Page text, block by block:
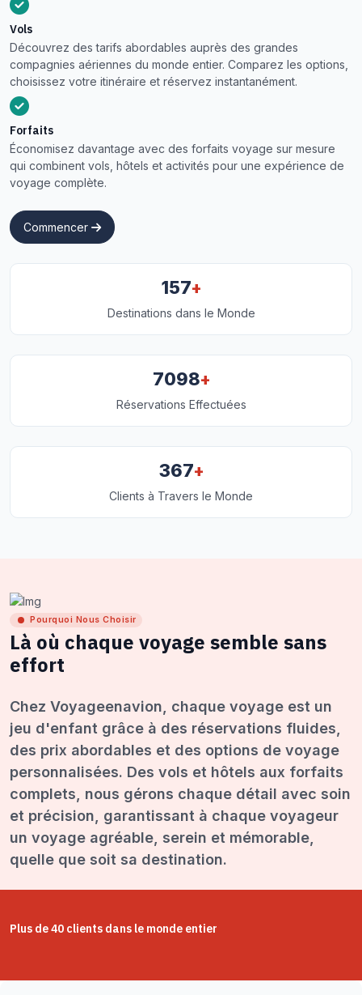
Vols
Découvrez des tarifs abordables auprès des grandes
compagnies aériennes du monde entier. Comparez les options,
choisissez votre itinéraire et réservez instantanément.
Forfaits
Économisez davantage avec des forfaits voyage sur mesure
qui combinent vols, hôtels et activités pour une expérience de
voyage complète.
Commencer
157+
Destinations dans le Monde
7098+
Réservations Effectuées
367+
Clients à Travers le Monde
Pourquoi Nous Choisir
Là où chaque voyage semble sans
effort
Chez Voyageenavion, chaque voyage est un
jeu d'enfant grâce à des réservations fluides,
des prix abordables et des options de voyage
personnalisées. Des vols et hôtels aux forfaits
complets, nous gérons chaque détail avec soin
et précision, garantissant à chaque voyageur
un voyage agréable, serein et mémorable,
quelle que soit sa destination.
Plus de 40 clients dans le monde entier